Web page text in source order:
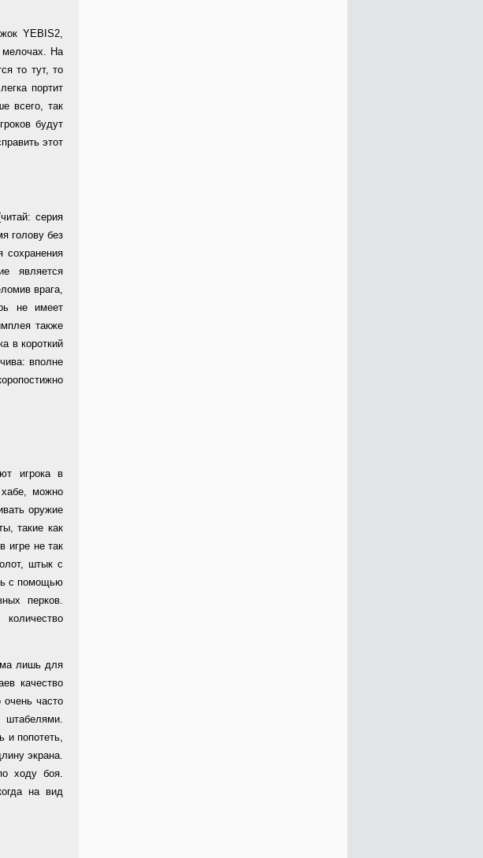
YEBIS2,
мелочах. На
то тут, то
портит
всего, так
будут
этот
серия
голову без
сохранения
является
врага,
не имеет
также
в короткий
вполне
игрока в
можно
оружие
такие как
игре не так
штык с
с помощью
перков.
лишь для
качество
очень часто
штабелями.
и попотеть,
экрана.
ходу боя.
на вид